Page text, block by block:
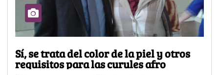
Sí, se trata del color de la piel y otros
requisitos para las curules afro